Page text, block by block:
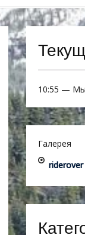
10:55 —
Галерея
riderover